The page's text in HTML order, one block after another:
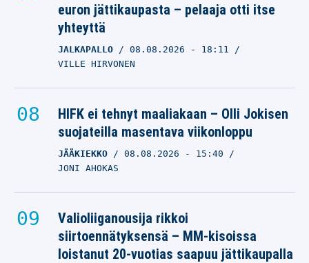
euron jättikaupasta – pelaaja otti itse
yhteyttä
JALKAPALLO 08.08.2026 - 18:11
VILLE HIRVONEN
HIFK ei tehnyt maaliakaan – Olli Jokisen
suojateilla masentava viikonloppu
JÄÄKIEKKO 08.08.2026 - 15:40
JONI AHOKAS
Valioliiganousija rikkoi
siirtoennätyksensä – MM-kisoissa
loistanut 20-vuotias saapuu jättikaupalla